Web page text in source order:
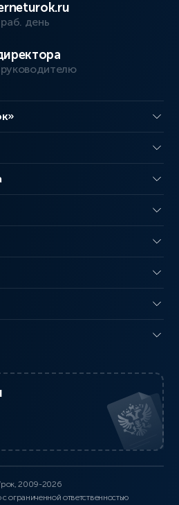
день
2009-2026
ограниченной ответственностью